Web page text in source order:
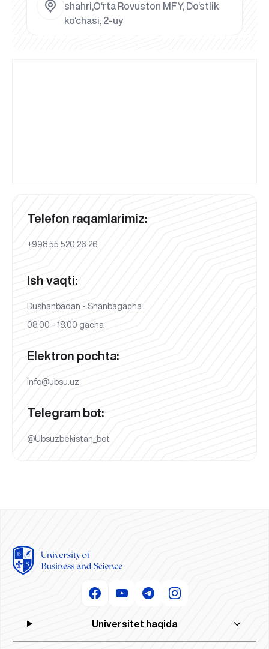
shahri,O‘rta Rovuston MFY, Do‘stlik
ko‘chasi, 2-uy
Telefon raqamlarimiz:
+998 55 520 26 26
Ish vaqti:
Dushanbadan - Shanbagacha
08:00 - 18:00 gacha
Elektron pochta:
info@ubsu.uz
Telegram bot:
@Ubsuzbekistan_bot
Universitet haqida